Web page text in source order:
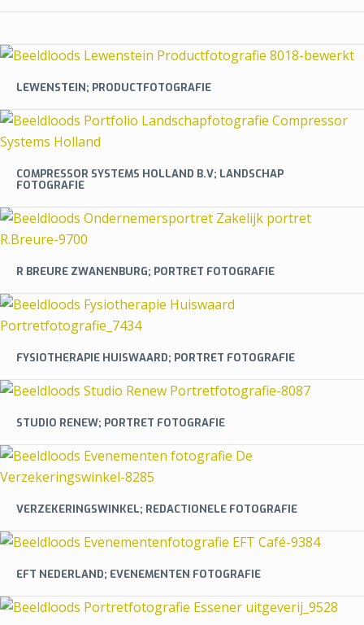
LEWENSTEIN; PRODUCTFOTOGRAFIE
COMPRESSOR SYSTEMS HOLLAND B.V; LANDSCHAP
FOTOGRAFIE
R BREURE ZWANENBURG; PORTRET FOTOGRAFIE
FYSIOTHERAPIE HUISWAARD; PORTRET FOTOGRAFIE
STUDIO RENEW; PORTRET FOTOGRAFIE
VERZEKERINGSWINKEL; REDACTIONELE FOTOGRAFIE
EFT NEDERLAND; EVENEMENTEN FOTOGRAFIE